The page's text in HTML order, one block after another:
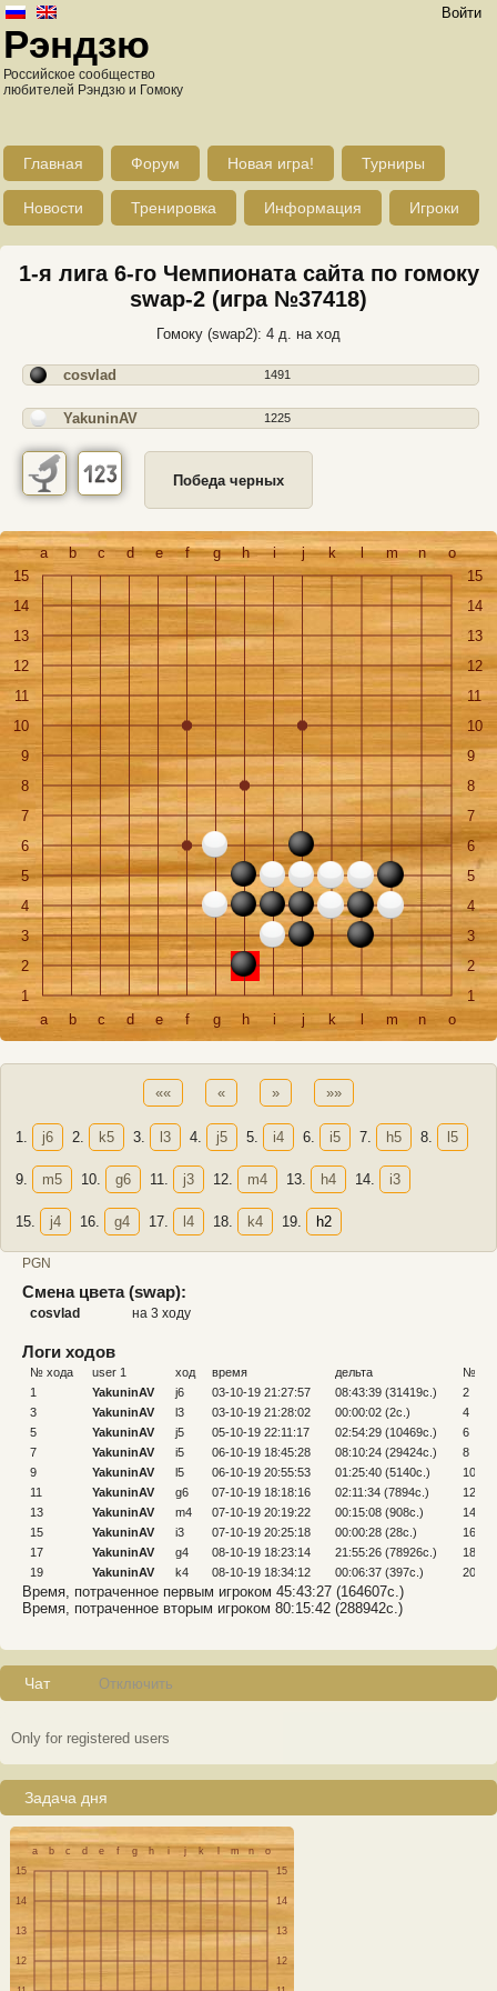
Войти
Рэндзю
Российское сообщество
любителей Рэндзю и Гомоку
Главная Форум Новая игра! Турниры
Новости Тренировка Информация Игроки
1-я лига 6-го Чемпионата сайта по гомоку
swap-2 (игра №37418)
Гомоку (swap2): 4 д. на ход
cosvlad 1491
YakuninAV 1225
Победа черных
a b c d e f g h i j k l m n
o
15
15
14
14
13
13
12
12
11
11
10
10
9
9
8
8
7
7
6
6
5
5
4
4
3
3
2
2
1
1
a
b c d e f g h i j k m n o
«« « » »»
1. j6 2. k5 3. l3 4. j5 5. i4 6. i5 7. h5 8. l5
9. m5 10. g6 11. j3 12. m4 13. h4 14. i3
15. j4 16. g4 17. l4 18. k4 19. h2
PGN
Смена цвета (swap):
cosvlad на 3 ходу
Логи ходов
№ хода user 1 ход время дельта
№
1
YakuninAV j6 03-10-19 21:27:57 08:43:39 (31419c.)
2
3
YakuninAV l3 03-10-19 21:28:02 00:00:02 (2c.)
4
5
YakuninAV j5 05-10-19 22:11:17 02:54:29 (10469c.)
6
7
YakuninAV i5 06-10-19 18:45:28 08:10:24 (29424c.)
8
9
YakuninAV l5 06-10-19 20:55:53 01:25:40 (5140c.)
10
11
YakuninAV g6 07-10-19 18:18:16 02:11:34 (7894c.)
12
13
YakuninAV m4 07-10-19 20:19:22 00:15:08 (908c.)
14
15
YakuninAV i3 07-10-19 20:25:18 00:00:28 (28c.)
16
17
YakuninAV g4 08-10-19 18:23:14 21:55:26 (78926c.)
18
19
YakuninAV k4 08-10-19 18:34:12 00:06:37 (397c.) 20
Время, потраченное первым игроком 45:43:27 (164607c.)
Время, потраченное вторым игроком 80:15:42 (288942c.)
Чат Отключить
Only for registered users
Задача дня
a b c d e f g h i j k l m n
o
15
15
14 14
13 13
12 12